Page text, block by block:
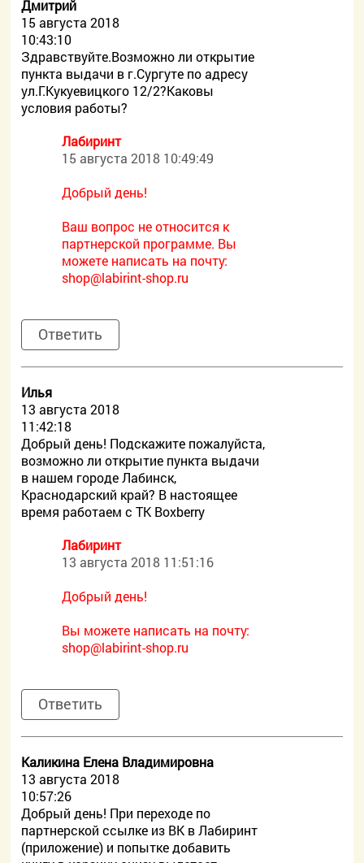
Дмитрий
15 августа 2018
10:43:10
Здравствуйте.Возможно ли открытие
пункта выдачи в г.Сургуте по адресу
ул.Г.Кукуевицкого 12/2?Каковы
условия работы?
Лабиринт
15 августа 2018 10:49:49
Добрый день!
Ваш вопрос не относится к
партнерской программе. Вы
можете написать на почту:
shop@labirint-shop.ru
Ответить
Илья
13 августа 2018
11:42:18
Добрый день! Подскажите пожалуйста,
возможно ли открытие пункта выдачи
в нашем городе Лабинск,
Краснодарский край? В настоящее
время работаем с ТК Boxberry
Лабиринт
13 августа 2018 11:51:16
Добрый день!
Вы можете написать на почту:
shop@labirint-shop.ru
Ответить
Каликина Елена Владимировна
13 августа 2018
10:57:26
Добрый день! При переходе по
партнерской ссылке из ВК в Лабиринт
(приложение) и попытке добавить